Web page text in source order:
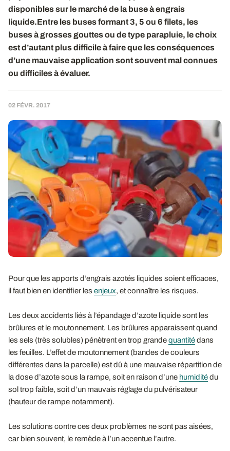
disponibles sur le marché de la buse à engrais
liquide.Entre les buses formant 3, 5 ou 6 filets, les
buses à grosses gouttes ou de type parapluie, le choix
est d’autant plus difficile à faire que les conséquences
d’une mauvaise application sont souvent mal connues
ou difficiles à évaluer.
02 FÉVR. 2017
Pour que les apports d’engrais azotés liquides soient efficaces,
il faut bien en identifier les enjeux, et connaître les risques.
Les deux accidents liés à l’épandage d’azote liquide sont les
brûlures et le moutonnement. Les brûlures apparaissent quand
les sels (très solubles) pénètrent en trop grandequantitédans
les feuilles. L’effet de moutonnement (bandes de couleurs
différentes dans la parcelle) est dû à une mauvaise répartition de
la dose d’azote sous la rampe, soit en raison d’une humiditédu
sol trop faible, soit d’un mauvais réglage du pulvérisateur
(hauteur de rampe notamment).
Les solutions contre ces deux problèmes ne sont pas aisées,
car bien souvent, le remède à l’un accentue l’autre.